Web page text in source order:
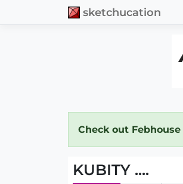
sketchucation
Check out Febhouse
KUBITY ....